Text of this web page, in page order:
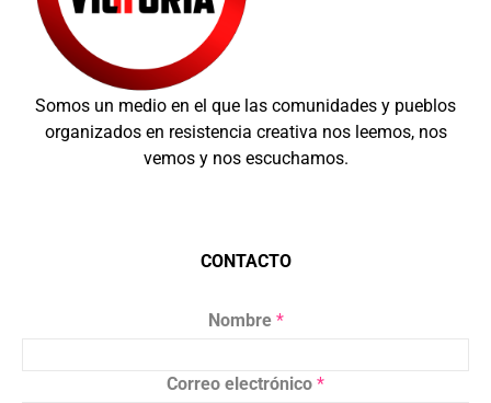
Somos un medio en el que las comunidades y pueblos
organizados en resistencia creativa nos leemos, nos
vemos y nos escuchamos.
CONTACTO
Nombre *
Correo electrónico *